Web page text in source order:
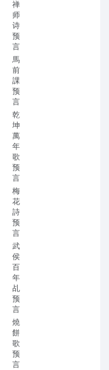
禅
师
诗
预
言
馬
前
課
预
言
乾
坤
萬
年
歌
预
言
梅
花
詩
预
言
武
侯
百
年
乩
预
言
燒
餅
歌
预
言